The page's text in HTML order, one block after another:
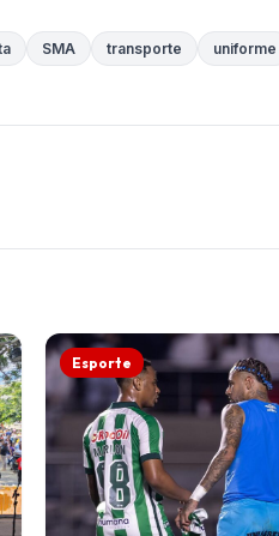
SMA transporte
uniforme
Esporte